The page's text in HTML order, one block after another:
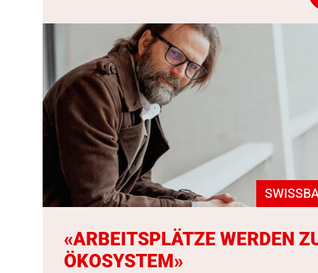
«ARBEITSPLÄTZE WERDEN
ÖKOSYSTEM»